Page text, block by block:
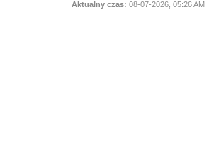
Aktualny czas: 08-07-2026, 05:26 AM